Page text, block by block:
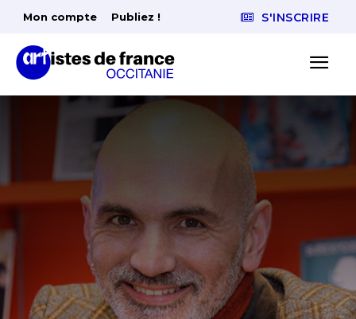
Mon compte Publiez ! S'INSCRIRE